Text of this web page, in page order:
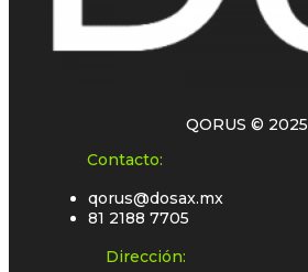
QORUS © 2025
Contacto:
qorus@dosax.mx
81 2188 7705
Dirección: